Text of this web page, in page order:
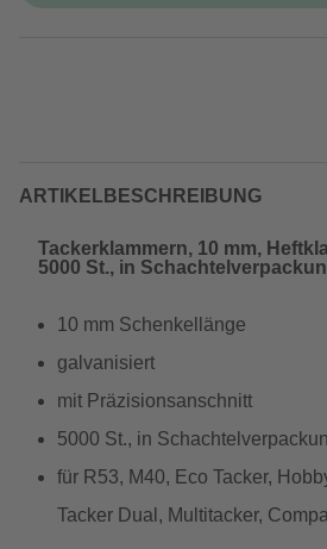
ARTIKELBESCHREIBUNG
Tackerklammern, 10 mm,
5000 St., in
10 mm Schenkellänge
galvanisiert
mit Präzisionsanschnitt
5000 St., in
für R53, M40, Eco Tacker,
Tacker Dual, Multitacker,